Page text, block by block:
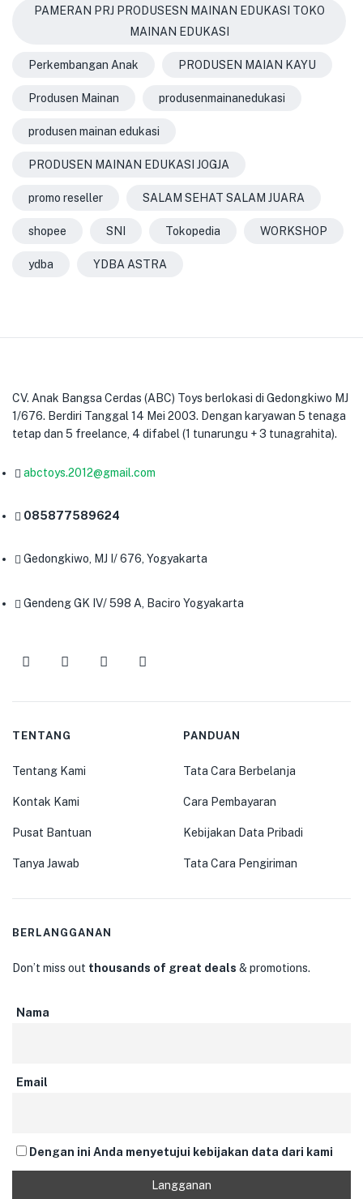
PAMERAN PRJ PRODUSESN MAINAN EDUKASI TOKO
MAINAN EDUKASI
Perkembangan Anak PRODUSEN MAIAN KAYU
Produsen Mainan produsenmainanedukasi
produsen mainan edukasi
PRODUSEN MAINAN EDUKASI JOGJA
promo reseller SALAM SEHAT SALAM JUARA
shopee SNI Tokopedia WORKSHOP
ydba YDBA ASTRA
CV. Anak Bangsa Cerdas (ABC) Toys berlokasi di Gedongkiwo MJ
1/676. Berdiri Tanggal 14 Mei 2003. Dengan karyawan 5 tenaga
tetap dan 5 freelance, 4 difabel (1 tunarungu + 3 tunagrahita).
abctoys.2012@gmail.com
085877589624
Gedongkiwo, MJ I/ 676, Yogyakarta
Gendeng GK IV/ 598 A, Baciro Yogyakarta
TENTANG
Tentang Kami
Kontak Kami
Pusat Bantuan
Tanya Jawab
PANDUAN
Tata Cara Berbelanja
Cara Pembayaran
Kebijakan Data Pribadi
Tata Cara Pengiriman
BERLANGGANAN
Don’t miss out thousands of great deals & promotions.
Nama
Email
Dengan ini Anda menyetujui kebijakan data dari kami